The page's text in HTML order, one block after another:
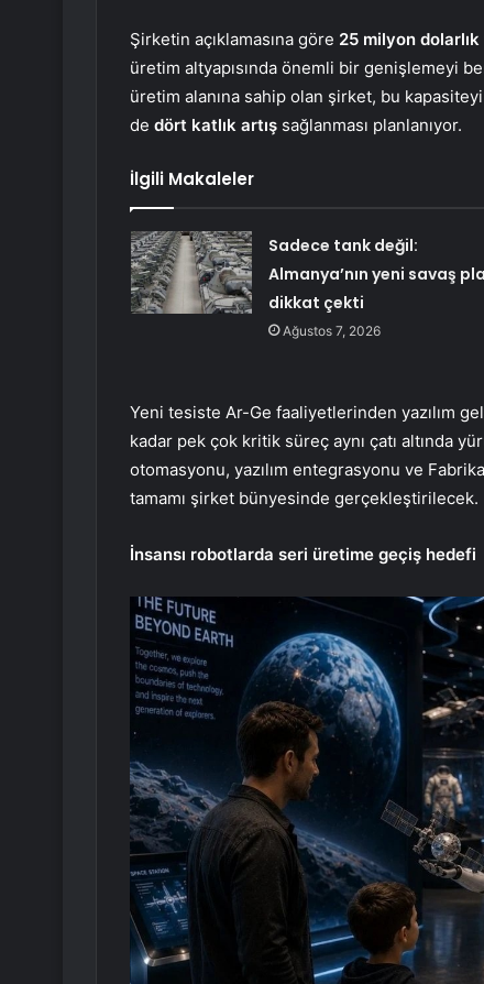
Şirketin açıklamasına göre 25 milyon dolarlık
üretim altyapısında önemli bir genişlemeyi
üretim alanına sahip olan şirket, bu
de dört katlık artış sağlanması planlanıyor.
İlgili Makaleler
Sadece tank değil:
Almanya’nın yeni savaş
dikkat çekti
Ağustos 7, 2026
Yeni tesiste Ar-Ge faaliyetlerinden yazılım
kadar pek çok kritik süreç aynı çatı altında
otomasyonu, yazılım entegrasyonu ve
tamamı şirket bünyesinde gerçekleştirilecek.
İnsansı robotlarda seri üretime geçiş hedefi